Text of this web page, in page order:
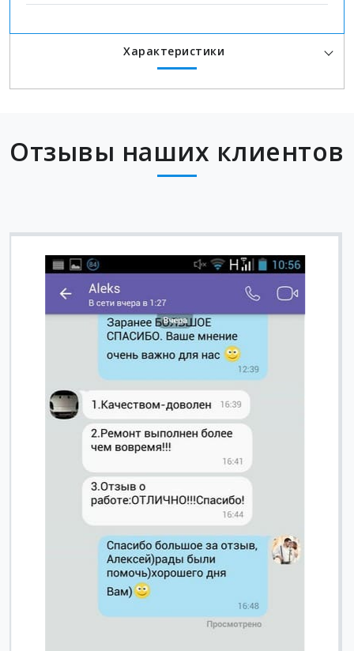
Характеристики
Отзывы наших клиентов